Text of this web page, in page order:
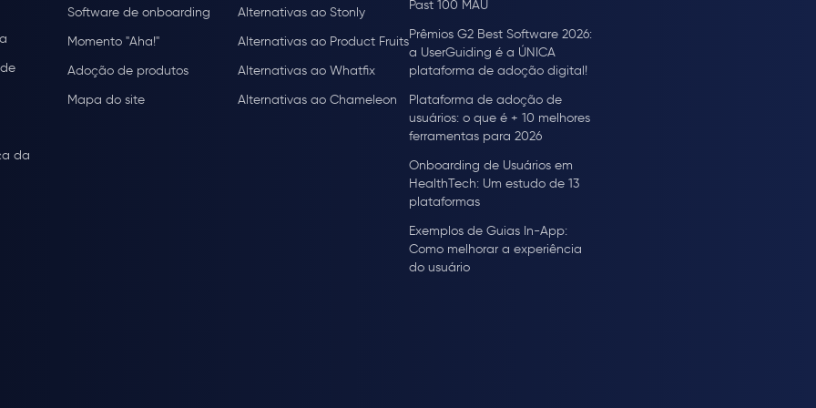
da
Software de onboarding
Momento "Aha!"
Adoção de produtos
Mapa do site
Alternativas ao Stonly
Alternativas ao Product Fruits
Alternativas ao Whatfix
Alternativas ao Chameleon
Past 100 MAU
Prêmios G2 Best Software 2026:
a UserGuiding é a ÚNICA
plataforma de adoção digital!
Plataforma de adoção de
usuários: o que é + 10 melhores
ferramentas para 2026
Onboarding de Usuários em
HealthTech: Um estudo de 13
plataformas
Exemplos de Guias In-App:
Como melhorar a experiência
do usuário